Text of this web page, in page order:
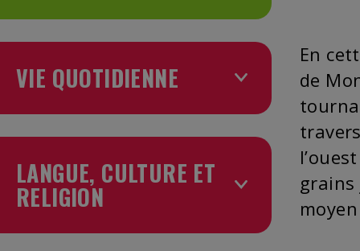
VIE QUOTIDIENNE
LANGUE, CULTURE ET
RELIGION
En
de
grains